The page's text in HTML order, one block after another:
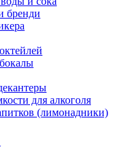
бренди
для алкоголя
(лимонадники)